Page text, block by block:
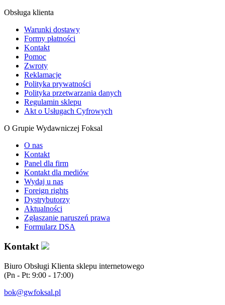
Obsługa klienta
Warunki dostawy
Formy płatności
Kontakt
Pomoc
Zwroty
Reklamacje
Polityka prywatności
Polityka przetwarzania danych
Regulamin sklepu
Akt o Usługach Cyfrowych
O Grupie Wydawniczej Foksal
O nas
Kontakt
Panel dla firm
Kontakt dla mediów
Wydaj u nas
Foreign rights
Dystrybutorzy
Aktualności
Zgłaszanie naruszeń prawa
Formularz DSA
Kontakt
Biuro Obsługi Klienta sklepu internetowego
(Pn - Pt: 9:00 - 17:00)
bok@gwfoksal.pl